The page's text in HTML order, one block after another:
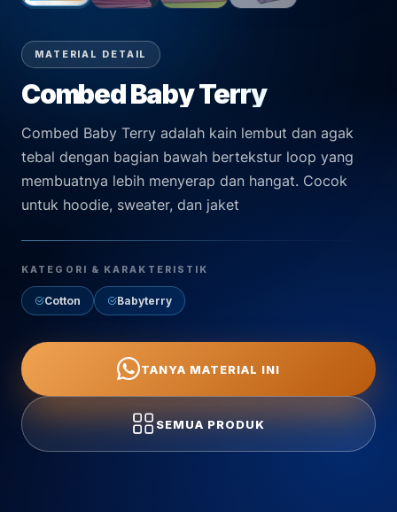
Kontak Kami
MATERIAL DETAIL
Combed Baby Terry
Combed Baby Terry adalah kain lembut dan agak
tebal dengan bagian bawah bertekstur loop yang
membuatnya lebih menyerap dan hangat. Cocok
untuk hoodie, sweater, dan jaket
KATEGORI & KARAKTERISTIK
Cotton Babyterry
TANYA MATERIAL INI
SEMUA PRODUK